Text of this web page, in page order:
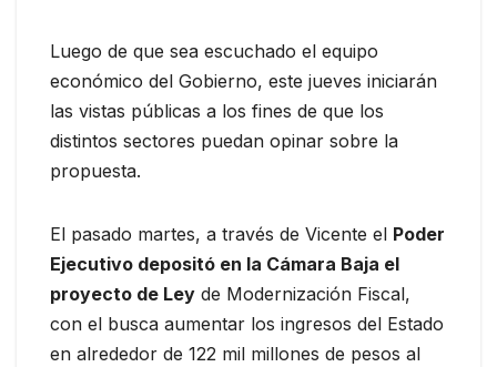
Luego de que sea escuchado el equipo
económico del Gobierno, este jueves iniciarán
las vistas públicas a los fines de que los
distintos sectores puedan opinar sobre la
propuesta.
El pasado martes, a través de Vicente el Poder
Ejecutivo depositó en la Cámara Baja el
proyecto de Ley de Modernización Fiscal,
con el busca aumentar los ingresos del Estado
en alrededor de 122 mil millones de pesos al